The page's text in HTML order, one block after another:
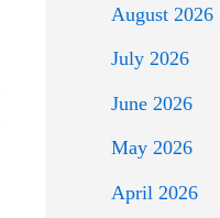
August 2026
July 2026
June 2026
May 2026
April 2026